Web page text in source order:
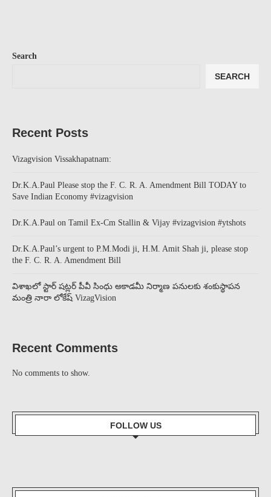
Search
SEARCH
Recent Posts
Vizagvision Vissakhapatnam:
Dr.K.A.Paul Please stop the F. C. R. A. Amendment Bill TODAY to
Save Indian Economy #vizagvision
Dr.K.A.Paul on Tamil Ex-Cm Stallin & Vijay #vizagvision #ytshots
Dr.K.A.Paul’s urgent to P.M.Modi ji, H.M. Amit Shah ji, please stop
the F. C. R. A. Amendment Bill
విశాఖలో స్టార్ షట్లర్ పీవీ సింధు అకాడమీ నిర్మాణ పనులకు శంకుస్థాపన
మంత్రి నారా లోకేష్ VizagVision
Recent Comments
No comments to show.
FOLLOW US